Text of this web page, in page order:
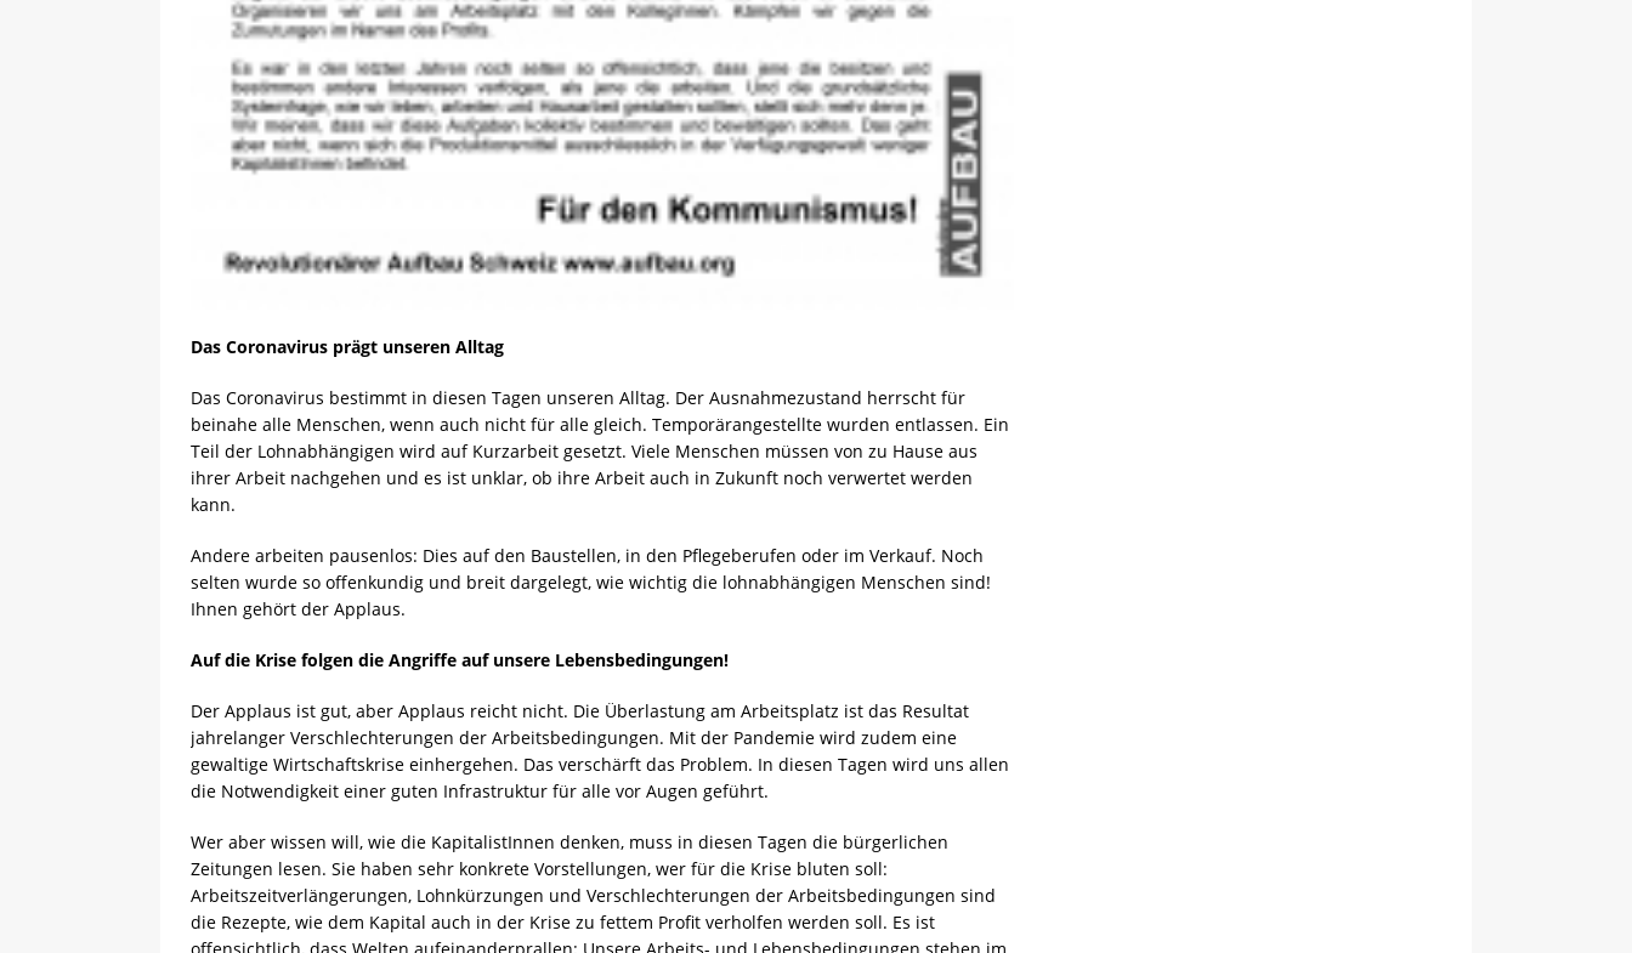
Das Coronavirus prägt unseren Alltag
Das Coronavirus bestimmt in diesen Tagen unseren Alltag. Der Ausnahmezustand herrscht für
beinahe alle Menschen, wenn auch nicht für alle gleich. Temporärangestellte wurden entlassen. Ein
Teil der Lohnabhängigen wird auf Kurzarbeit gesetzt. Viele Menschen müssen von zu Hause aus
ihrer Arbeit nachgehen und es ist unklar, ob ihre Arbeit auch in Zukunft noch verwertet werden
kann.
Andere arbeiten pausenlos: Dies auf den Baustellen, in den Pflegeberufen oder im Verkauf. Noch
selten wurde so offenkundig und breit dargelegt, wie wichtig die lohnabhängigen Menschen sind!
Ihnen gehört der Applaus.
Auf die Krise folgen die Angriffe auf unsere Lebensbedingungen!
Der Applaus ist gut, aber Applaus reicht nicht. Die Überlastung am Arbeitsplatz ist das Resultat
jahrelanger Verschlechterungen der Arbeitsbedingungen. Mit der Pandemie wird zudem eine
gewaltige Wirtschaftskrise einhergehen. Das verschärft das Problem. In diesen Tagen wird uns allen
die Notwendigkeit einer guten Infrastruktur für alle vor Augen geführt.
Wer aber wissen will, wie die KapitalistInnen denken, muss in diesen Tagen die bürgerlichen
Zeitungen lesen. Sie haben sehr konkrete Vorstellungen, wer für die Krise bluten soll:
Arbeitszeitverlängerungen, Lohnkürzungen und Verschlechterungen der Arbeitsbedingungen sind
die Rezepte, wie dem Kapital auch in der Krise zu fettem Profit verholfen werden soll. Es ist